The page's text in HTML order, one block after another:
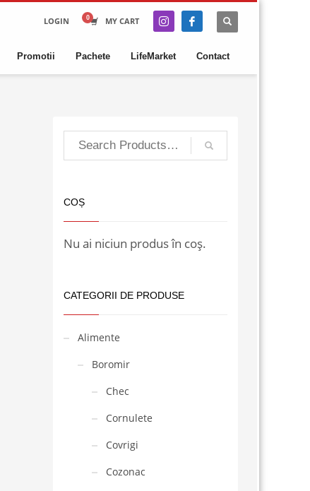
LOGIN MY CART
Promotii Pachete LifeMarket Contact
COȘ
Nu ai niciun produs în coș.
CATEGORII DE PRODUSE
Alimente
Boromir
Chec
Cornulete
Covrigi
Cozonac